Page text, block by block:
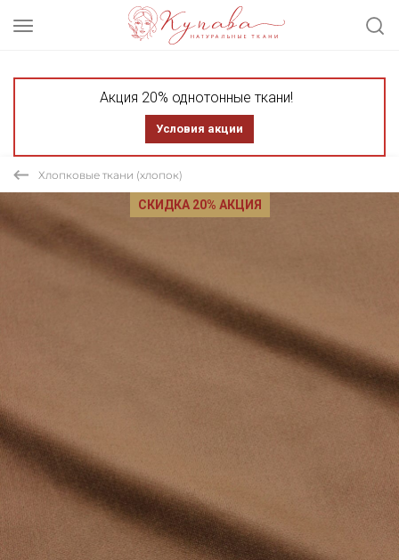
Акция 20% однотонные ткани!
Условия акции
Хлопковые ткани (хлопок)
СКИДКА 20% АКЦИЯ